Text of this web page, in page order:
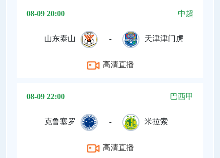
08-09 20:00 中超
山东泰山 - 天津津门虎
高清直播
08-09 22:00 巴西甲
克鲁塞罗 - 米拉索
高清直播